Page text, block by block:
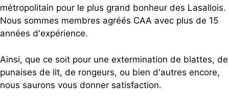
métropolitain pour le plus grand bonheur des Lasallois.
Nous sommes membres agréés CAA avec plus de 15
années d'expérience.
Ainsi, que ce soit pour une extermination de blattes, de
punaises de lit, de rongeurs, ou bien d'autres encore,
nous saurons vous donner satisfaction.